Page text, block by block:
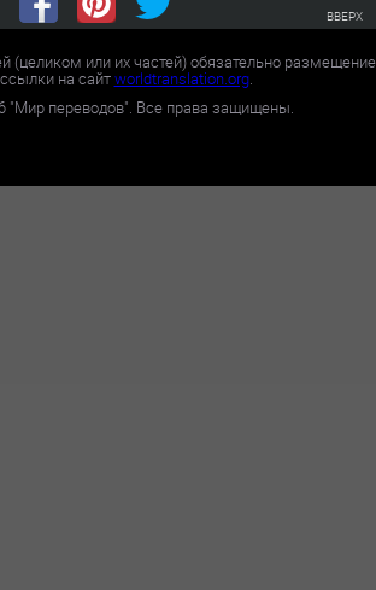
ВВЕРХ
(целиком или их частей) обязательно размещение
на сайтworldtranslation.org.
"Мир переводов". Все права защищены.